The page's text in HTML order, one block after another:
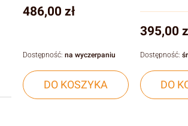
Cena
486,00 zł
DO KOSZYKA
Dostępność: na wyczerpaniu
Cena
395,00
DO
Dostępność: